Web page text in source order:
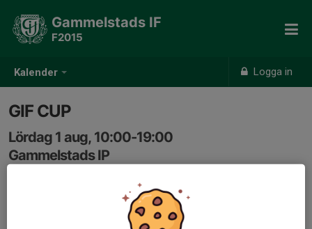
Kalender Logga in
Gammelstads IF
F2015
GIF CUP
Lördag 1 aug, 10:00-19:00
Gammelstads IP